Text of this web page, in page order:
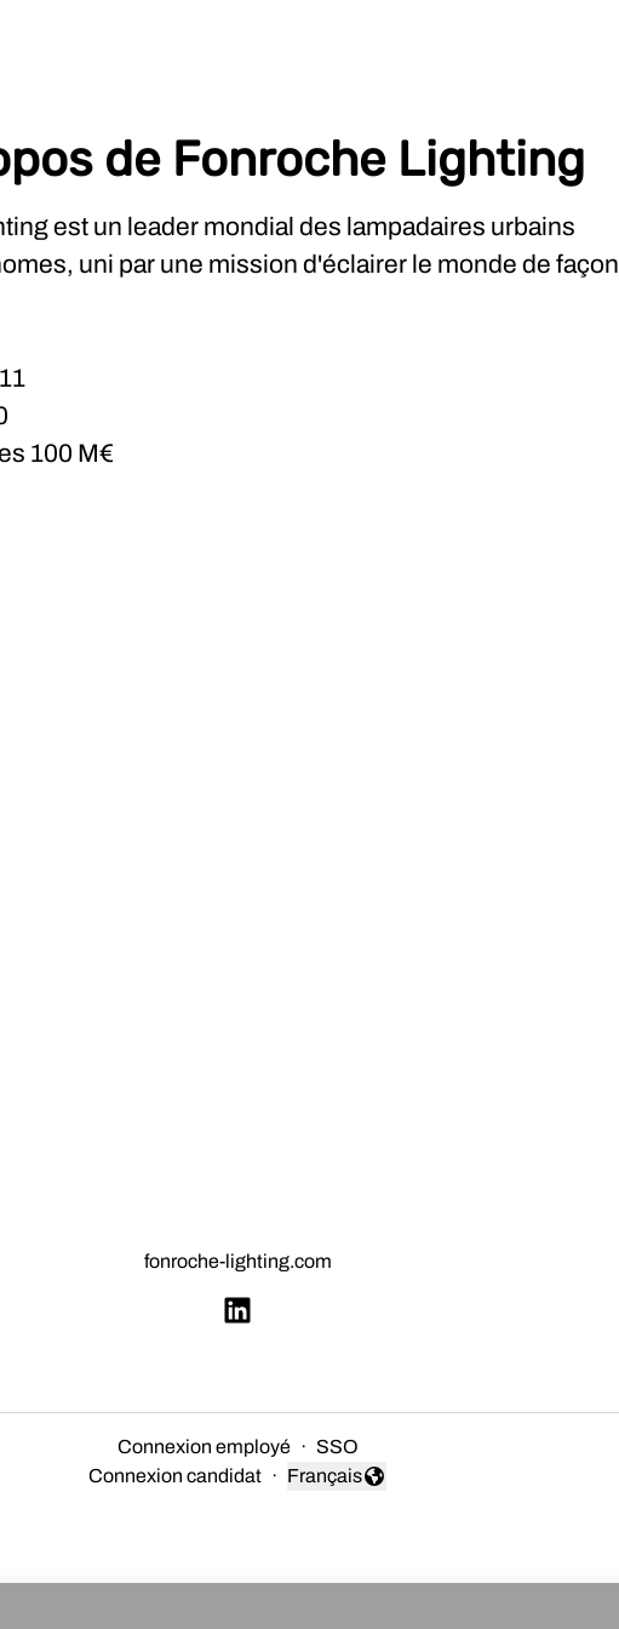
de Fonroche Lighting
est un leader mondial des lampadaires urbains
uni par une mission d'éclairer le monde de façon
100 M€
fonroche-lighting.com
Connexion employé · SSO
Connexion candidat ·
Changer la langue
Français